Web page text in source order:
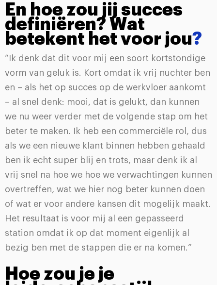
En hoe zou jij succes
definiëren? Wat
betekent het voor jou?
“Ik denk dat dit voor mij een soort kortstondige
vorm van geluk is. Kort omdat ik vrij nuchter ben
en – als het op succes op de werkvloer aankomt
– al snel denk: mooi, dat is gelukt, dan kunnen
we nu weer verder met de volgende stap om het
beter te maken. Ik heb een commerciële rol, dus
als we een nieuwe klant binnen hebben gehaald
ben ik echt super blij en trots, maar denk ik al
vrij snel na hoe we hoe we verwachtingen kunnen
overtreffen, wat we hier nog beter kunnen doen
of wat er voor andere kansen dit mogelijk maakt.
Het resultaat is voor mij al een gepasseerd
station omdat ik op dat moment eigenlijk al
bezig ben met de stappen die er na komen.”
Hoe zou je je